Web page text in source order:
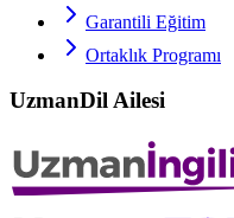
Garantili Eğitim
Ortaklık Programı
UzmanDil Ailesi